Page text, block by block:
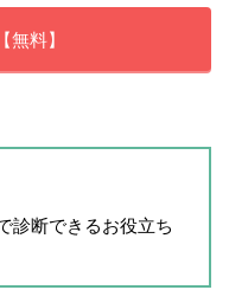
料】
診断できるお役立ち